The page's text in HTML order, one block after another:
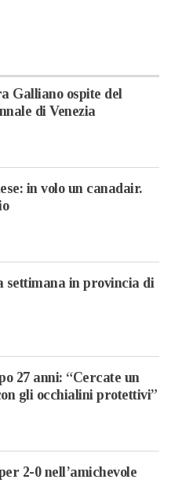
Galliano ospite del
di Venezia
in volo un canadair.
settimana in provincia di
27 anni: “Cercate un
gli occhialini protettivi”
2-0 nell’amichevole